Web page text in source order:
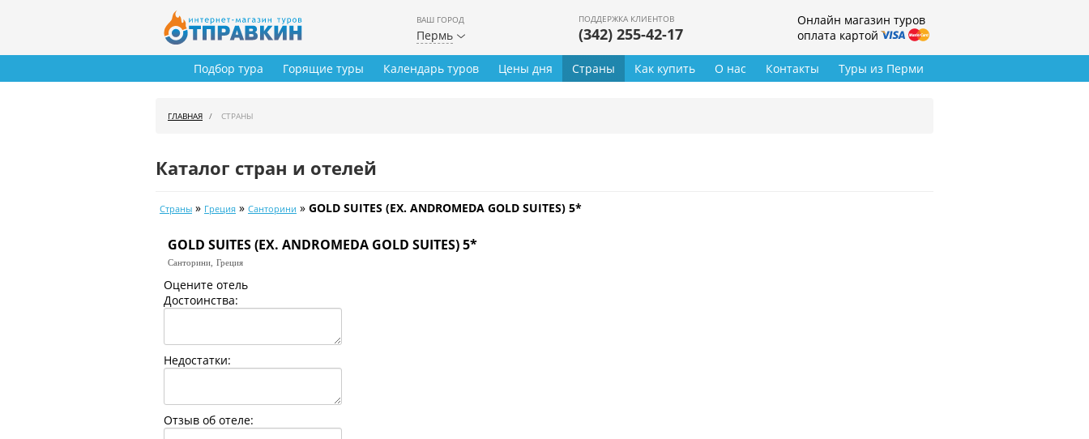
ВАШ ГОРОД
Пермь
ПОДДЕРЖКА КЛИЕНТОВ
(342) 255-42-17
Онлайн магазин туров
оплата картой
Туры из Перми
Подбор тура Горящие туры Календарь туров Цены дня Страны Как купить О нас Контакты
ГЛАВНАЯ СТРАНЫ
Каталог стран и отелей
Страны » Греция » Санторини » GOLD SUITES (EX. ANDROMEDA GOLD SUITES) 5*
GOLD SUITES (EX. ANDROMEDA GOLD SUITES) 5*
Санторини, Греция
Оцените отель
Достоинства:
Недостатки:
Отзыв об отеле: